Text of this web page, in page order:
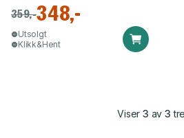
359,-348,-
Utsolgt
Klikk&Hent
Viser3 av 3